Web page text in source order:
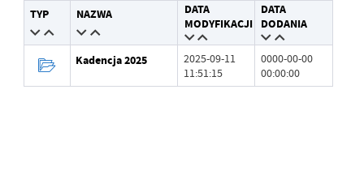
Rafał Łysiak
Data opublikowania 2025-04-25 09:20:42
Opublikował Rafał Łysiak
TYP NAZWA
DATA
MODYFIKACJI
DATA
DODANIA
Kadencja 2025
2025-09-11
11:51:15
0000-00-00
00:00:00